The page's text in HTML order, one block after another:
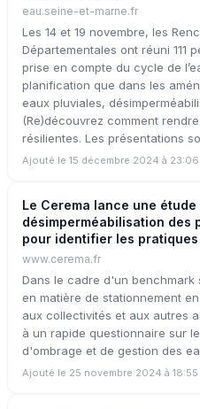
eau.seine-et-marne.fr
Les 14 et 19 novembre, les
Départementales ont réuni 111
prise en compte du cycle de
planification que dans les
eaux pluviales,
(Re)découvrez comment
résilientes. Les présentations
Ajouté le 15 décembre 2024 à 23:06
Le Cerema lance une
désimperméabilisation des
pour identifier les pratiques
www.cerema.fr
Dans le cadre d'un benchmark
en matière de stationnement
aux collectivités et aux autres
à un rapide questionnaire sur
d'ombrage et de gestion des
Ajouté le 25 novembre 2024 à 18:55